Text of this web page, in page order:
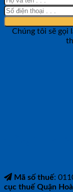
Chúng tôi sẽ gọi
Mã số thuế:
cục thuế Quận